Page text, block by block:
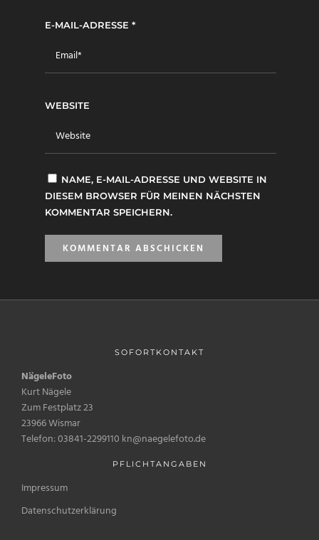
E-MAIL-ADRESSE *
WEBSITE
NAME, E-MAIL-ADRESSE UND WEBSITE IN
DIESEM BROWSER FÜR MEINEN NÄCHSTEN
KOMMENTAR SPEICHERN.
SOFORTKONTAKT
NägeleFoto
Kurt Nägele
Zum Festplatz 23
23966 Wismar
Telefon: 03841-2299110 kn@naegelefoto.de
PFLICHTANGABEN
Impressum
Datenschutzerklärung